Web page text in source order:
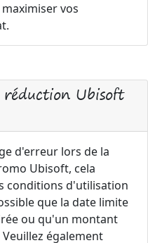
vos
Ubisoft
d'erreur lors de la
Ubisoft, cela
conditions d'utilisation
que la date limite
ou qu'un montant
également